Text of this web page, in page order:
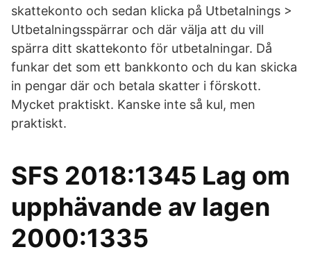
skattekonto och sedan klicka på Utbetalnings >
Utbetalningsspärrar och där välja att du vill
spärra ditt skattekonto för utbetalningar. Då
funkar det som ett bankkonto och du kan skicka
in pengar där och betala skatter i förskott.
Mycket praktiskt. Kanske inte så kul, men
praktiskt.
SFS 2018:1345 Lag om
upphävande av lagen
2000:1335